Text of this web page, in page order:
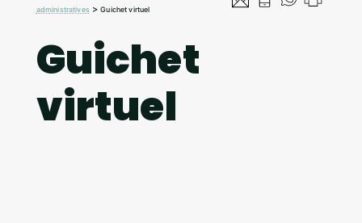
administratives>Guichet virtuel
Guichet
virtuel